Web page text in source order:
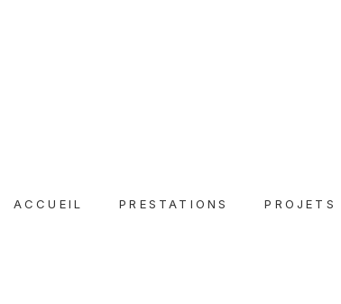
ACCUEIL PRESTATIONS PROJETS